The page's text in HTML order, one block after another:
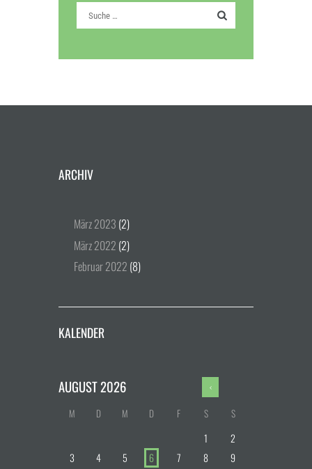
ARCHIV
März2023 (2)
März2022 (2)
Februar2022 (8)
KALENDER
AUGUST2026
M D M D F S S
1
2
3
4 5 6 7 8
9